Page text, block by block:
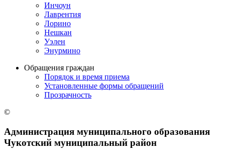
Инчоун
Лаврентия
Лорино
Нешкан
Уэлен
Энурмино
Обращения граждан
Порядок и время приема
Установленные формы обращений
Прозрачность
©
Администрация муниципального образования
Чукотский муниципальный район